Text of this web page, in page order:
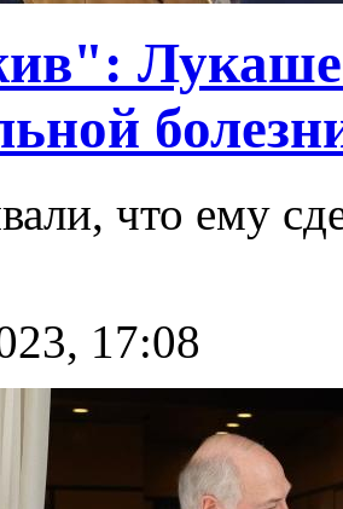
что ему
17:08